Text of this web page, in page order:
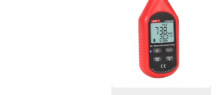
دقت دما ± 1.0 ℃ / ± 2.0 ℉
وضوح دما 0.1 ℃ / 0.2 ℉
رطوبت 0% RH ~ 100% RH
دقت رطوبت ± 5％RH
وضوح رطوبت 0.1% RH
نرخ نمونه برداری 1/s
نشانگر اضافه بار OL